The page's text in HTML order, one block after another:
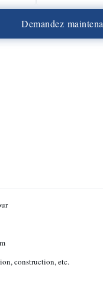
Demandez maintena
construction, etc.